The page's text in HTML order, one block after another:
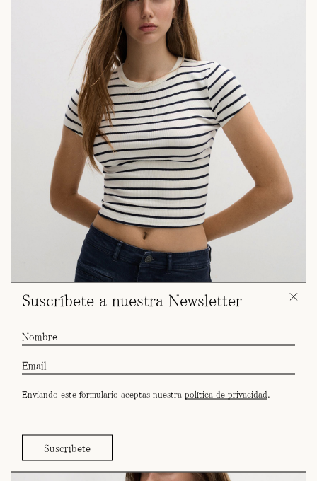
Suscríbete a nuestra Newsletter
Enviando este formulario aceptas nuestra política de privacidad